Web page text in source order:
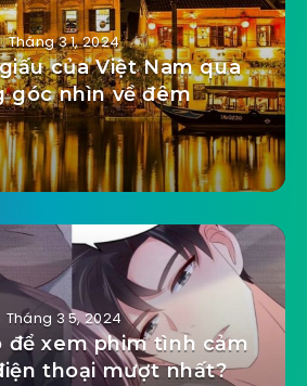
Tháng 3 1, 2024
của Việt Nam qua
góc nhìn về đêm
Tháng 3 5, 2024
để xem phim tình cảm
thoại mượt nhất?